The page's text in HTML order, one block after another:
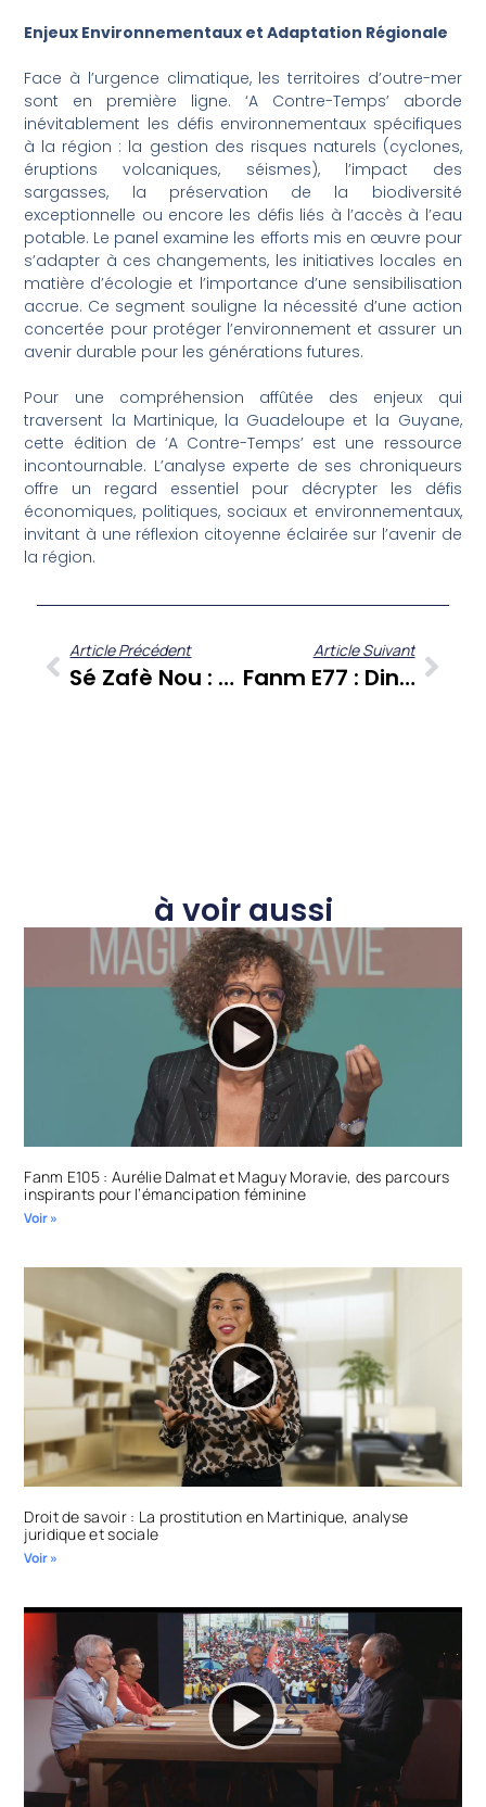
Enjeux Environnementaux et Adaptation Régionale
Face à l’urgence climatique, les territoires d’outre-mer
sont en première ligne. ‘A Contre-Temps’ aborde
inévitablement les défis environnementaux spécifiques
à la région : la gestion des risques naturels (cyclones,
éruptions volcaniques, séismes), l’impact des
sargasses, la préservation de la biodiversité
exceptionnelle ou encore les défis liés à l’accès à l’eau
potable. Le panel examine les efforts mis en œuvre pour
s’adapter à ces changements, les initiatives locales en
matière d’écologie et l’importance d’une sensibilisation
accrue. Ce segment souligne la nécessité d’une action
concertée pour protéger l’environnement et assurer un
avenir durable pour les générations futures.
Pour une compréhension affûtée des enjeux qui
traversent la Martinique, la Guadeloupe et la Guyane,
cette édition de ‘A Contre-Temps’ est une ressource
incontournable. L’analyse experte de ses chroniqueurs
offre un regard essentiel pour décrypter les défis
économiques, politiques, sociaux et environnementaux,
invitant à une réflexion citoyenne éclairée sur l’avenir de
la région.
Article Précédent
Sé Zafè Nou : Roger Volny Anne Retrace Son Parcours De Vie, Un Miroir Des Antilles Contemporaines
Article Suivant
Fanm E77 : Dinah Rioual Rosier Et Arlette Pacquit, Deux Parcours Féminins D’exception Pour La Martinique
à voir aussi
Fanm E105 : Aurélie Dalmat et Maguy Moravie, des parcours
inspirants pour l’émancipation féminine
Voir »
Droit de savoir : La prostitution en Martinique, analyse
juridique et sociale
Voir »